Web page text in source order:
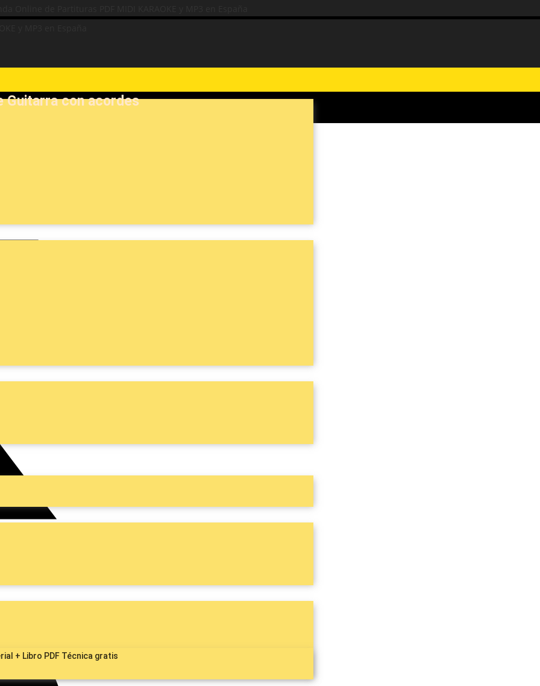
+ Libro PDF Técnica gratis
Guitarra con acordes